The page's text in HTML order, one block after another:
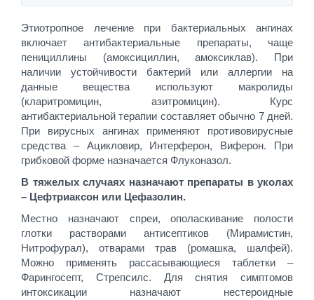
Этиотропное лечение при бактериальных ангинах
включает антибактериальные препараты, чаще
пенициллины (амоксициллин, амоксиклав). При
наличии устойчивости бактерий или аллергии на
данные вещества используют макролиды
(кларитромицин, азитромицин). Курс
антибактериальной терапии составляет обычно 7 дней.
При вирусных ангинах применяют противовирусные
средства – Ацикловир, Интерферон, Виферон. При
грибковой форме назначается Флуконазол.
В тяжелых случаях назначают препараты в уколах
– Цефтриаксон или Цефазолин.
Местно назначают спреи, ополаскивание полости
глотки растворами антисептиков (Мирамистин,
Нитрофурал), отварами трав (ромашка, шалфей).
Можно применять рассасывающиеся таблетки –
Фарингосепт, Стрепсилс. Для снятия симптомов
интоксикации назначают нестероидные